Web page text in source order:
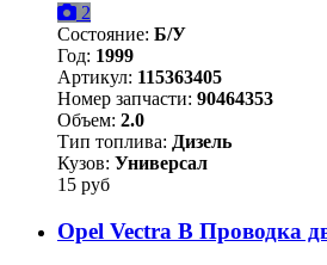
2
Состояние: Б/У
Год: 1999
Артикул: 115363405
Номер запчасти: 90464353
Объем: 2.0
Тип топлива: Дизель
Кузов: Универсал
15 руб
Opel Vectra B Проводка